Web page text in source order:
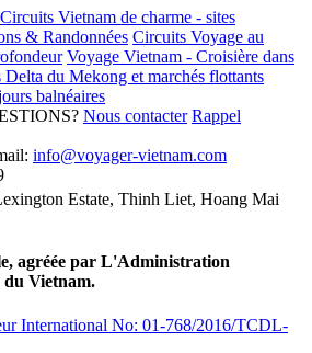
Circuits Vietnam de charme - sites
& Randonnées Circuits Voyage au
Voyage Vietnam - Croisière dans
Delta du Mekong et marchés flottants
balnéaires
Nous contacter Rappel
info@voyager-vietnam.com
Estate, Thinh Liet, Hoang Mai
agréée par L'Administration
du Vietnam.
International No: 01-768/2016/TCDL-